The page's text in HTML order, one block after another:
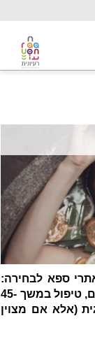
ספא לבחירה:
כניסה זוגית לאתר הספא, שימוש במתקנים, טיפול במשך 45-
(אלא אם מצוין